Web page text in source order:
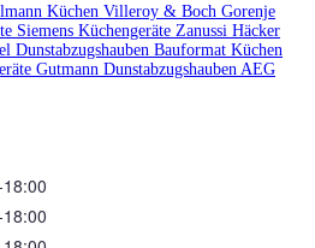
Küchen Villeroy & Boch Gorenje
Siemens Küchengeräte Zanussi Häcker
Dunstabzugshauben Bauformat Küchen
Gutmann Dunstabzugshauben AEG